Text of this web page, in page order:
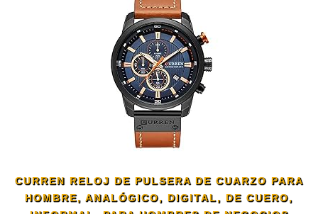
CURREN RELOJ DE PULSERA DE CUARZO PARA
HOMBRE, ANALÓGICO, DIGITAL, DE CUERO,